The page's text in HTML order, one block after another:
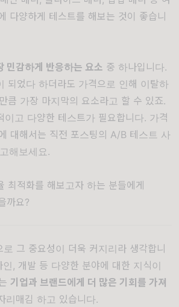
다양하게 테스트를 해보는 것이 좋습니
민감하게 반응하는 요소 중 하나입니다.
되었다 하더라도 가격으로 인해 이탈하
큼 가장 마지막의 요소라고 할 수 있죠.
이고 다양한 테스트가 필요합니다. 가격
대해서는 직전 포스팅의 A/B 테스트 사
해보세요.
최적화를 해보고자 하는 분들에게
까요?
로 그 중요성이 더욱 커지리라 생각합니
, 개발 등 다양한 분야에 대한 지식이
기업과 브랜드에게 더 많은 기회를 가져
리매김 하고 있습니다.